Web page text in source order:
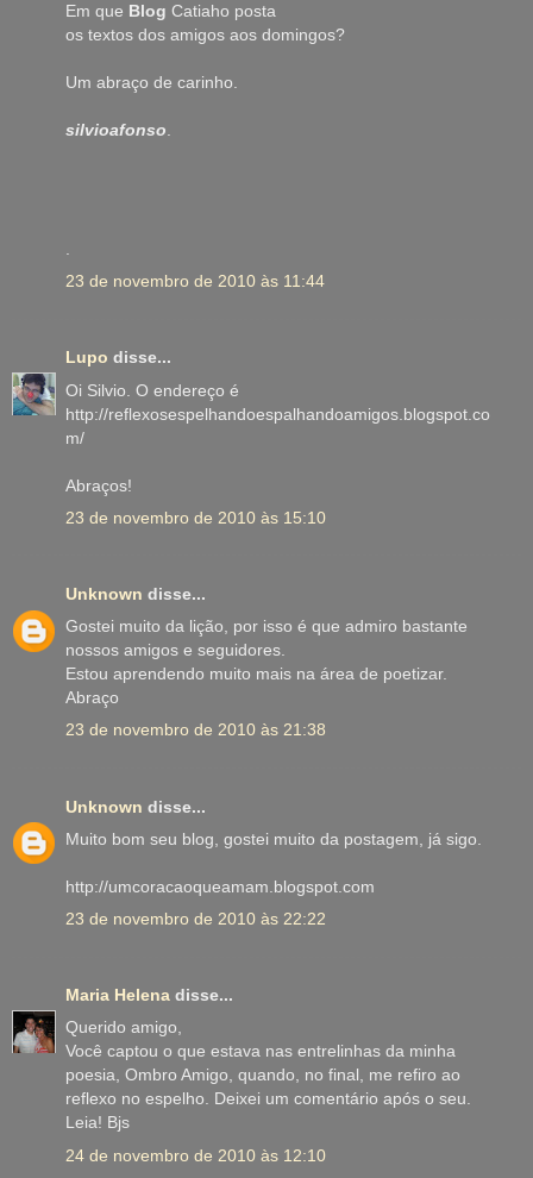
Em que Blog Catiaho posta
os textos dos amigos aos domingos?
Um abraço de carinho.
silvioafonso
23 de novembro de 2010 às 11:44
Lupo disse...
Oi Silvio. O endereço é
http://reflexosespelhandoespalhandoamigos.blogspot.co
m/
Abraços!
23 de novembro de 2010 às 15:10
Unknown disse...
Gostei muito da lição, por isso é que admiro bastante
nossos amigos e seguidores.
Estou aprendendo muito mais na área de poetizar.
Abraço
23 de novembro de 2010 às 21:38
Unknown disse...
Muito bom seu blog, gostei muito da postagem, já sigo.
http://umcoracaoqueamam.blogspot.com
23 de novembro de 2010 às 22:22
Maria Helena disse...
Querido amigo,
Você captou o que estava nas entrelinhas da minha
poesia, Ombro Amigo, quando, no final, me refiro ao
reflexo no espelho. Deixei um comentário após o seu.
Leia! Bjs
24 de novembro de 2010 às 12:10